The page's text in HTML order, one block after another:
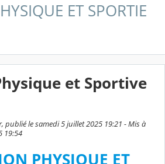
ET SPORTIE
et Sportive
publié le samedi 5 juillet 2025 19:21 - Mis à
19:54
PHYSIQUE ET